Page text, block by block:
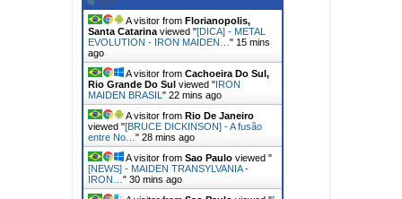
A visitor from Florianopolis,
Santa Catarina viewed "[DICA] - METAL
EVOLUTION - IRON MAIDEN… " 15 mins
ago
A visitor from Cachoeira Do Sul,
Rio Grande Do Sul viewed "IRON
MAIDEN BRASIL " 22 mins ago
A visitor from Rio De Janeiro
viewed "[BRUCE DICKINSON] - A fusão
entre No… " 28 mins ago
A visitor from Sao Paulo viewed "
[NEWS] - MAIDEN TRANSYLVANIA -
IRON… " 30 mins ago